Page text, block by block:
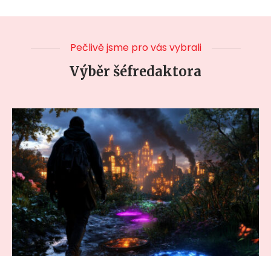
Pečlivě jsme pro vás vybrali
Výběr šéfredaktora